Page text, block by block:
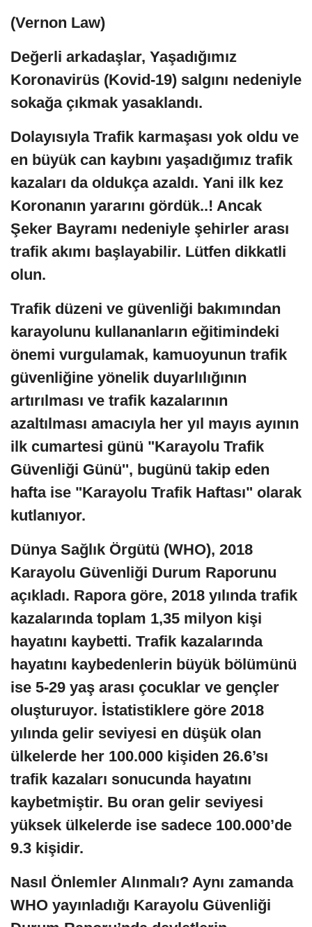
(Vernon Law)
Değerli arkadaşlar, Yaşadığımız
Koronavirüs (Kovid-19) salgını nedeniyle
sokağa çıkmak yasaklandı.
Dolayısıyla Trafik karmaşası yok oldu ve
en büyük can kaybını yaşadığımız trafik
kazaları da oldukça azaldı. Yani ilk kez
Koronanın yararını gördük..! Ancak
Şeker Bayramı nedeniyle şehirler arası
trafik akımı başlayabilir. Lütfen dikkatli
olun.
Trafik düzeni ve güvenliği bakımından
karayolunu kullananların eğitimindeki
önemi vurgulamak, kamuoyunun trafik
güvenliğine yönelik duyarlılığının
artırılması ve trafik kazalarının
azaltılması amacıyla her yıl mayıs ayının
ilk cumartesi günü "Karayolu Trafik
Güvenliği Günü'', bugünü takip eden
hafta ise "Karayolu Trafik Haftası" olarak
kutlanıyor.
Dünya Sağlık Örgütü (WHO), 2018
Karayolu Güvenliği Durum Raporunu
açıkladı. Rapora göre, 2018 yılında trafik
kazalarında toplam 1,35 milyon kişi
hayatını kaybetti. Trafik kazalarında
hayatını kaybedenlerin büyük bölümünü
ise 5-29 yaş arası çocuklar ve gençler
oluşturuyor. İstatistiklere göre 2018
yılında gelir seviyesi en düşük olan
ülkelerde her 100.000 kişiden 26.6’sı
trafik kazaları sonucunda hayatını
kaybetmiştir. Bu oran gelir seviyesi
yüksek ülkelerde ise sadece 100.000’de
9.3 kişidir.
Nasıl Önlemler Alınmalı? Aynı zamanda
WHO yayınladığı Karayolu Güvenliği